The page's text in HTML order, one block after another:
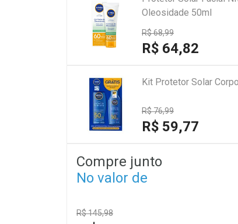
Oleosidade 50ml
R$ 68,99
R$ 64,82
Kit Protetor Solar
R$ 76,99
R$ 59,77
Compre junto
No valor de
R$ 145,98